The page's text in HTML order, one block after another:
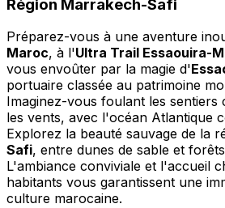
Région Marrakech-Safi
Préparez-vous à une aventure
Maroc, à l'Ultra Trail Essaouira-
vous envoûter par la magie d'
portuaire classée au patrimoine
Imaginez-vous foulant les sentiers
les vents, avec l'océan Atlantique
Explorez la beauté sauvage de la
Safi, entre dunes de sable et
L'ambiance conviviale et l'accueil
habitants vous garantissent une
culture marocaine.